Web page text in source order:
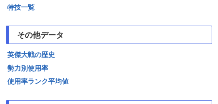
特技一覧
その他データ
英傑大戦の歴史
勢力別使用率
使用率ランク平均値